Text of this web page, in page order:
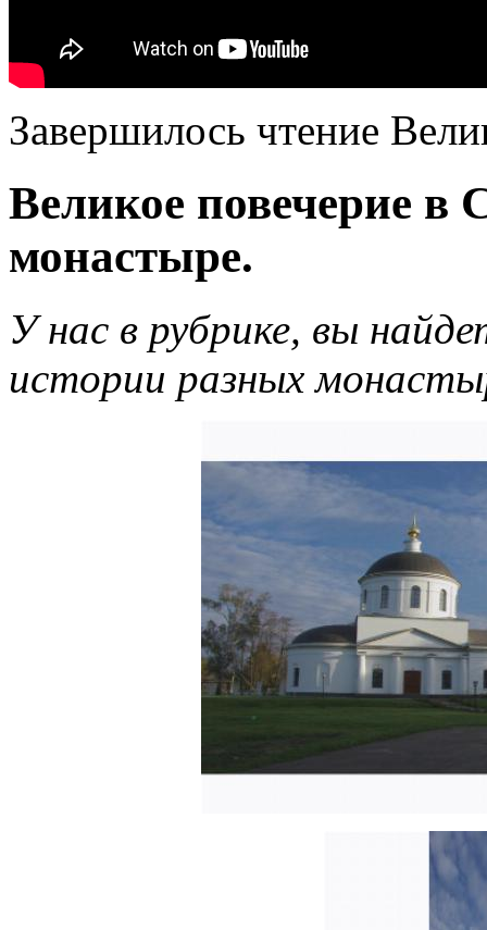
Завершилось чтение
Великое повечерие
монастыре.
У нас в рубрике, вы
истории разных